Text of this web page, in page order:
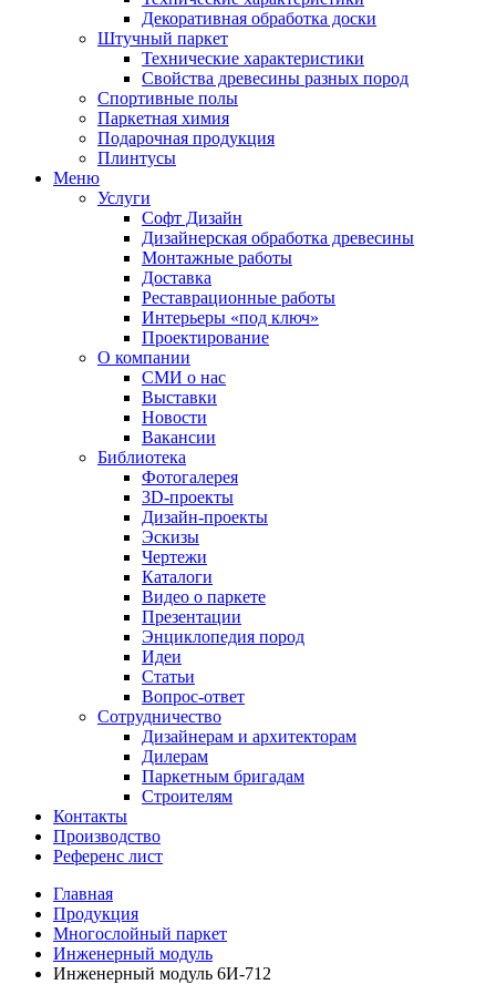
Декоративная обработка доски
Штучный паркет
Технические характеристики
Свойства древесины разных пород
Спортивные полы
Паркетная химия
Подарочная продукция
Плинтусы
Меню
Услуги
Софт Дизайн
Дизайнерская обработка древесины
Монтажные работы
Доставка
Реставрационные работы
Интерьеры «под ключ»
Проектирование
О компании
СМИ о нас
Выставки
Новости
Вакансии
Библиотека
Фотогалерея
3D-проекты
Дизайн-проекты
Эскизы
Чертежи
Каталоги
Видео о паркете
Презентации
Энциклопедия пород
Идеи
Статьи
Вопрос-ответ
Сотрудничество
Дизайнерам и архитекторам
Дилерам
Паркетным бригадам
Строителям
Контакты
Производство
Референс лист
Главная
Продукция
Многослойный паркет
Инженерный модуль
Инженерный модуль 6И-712